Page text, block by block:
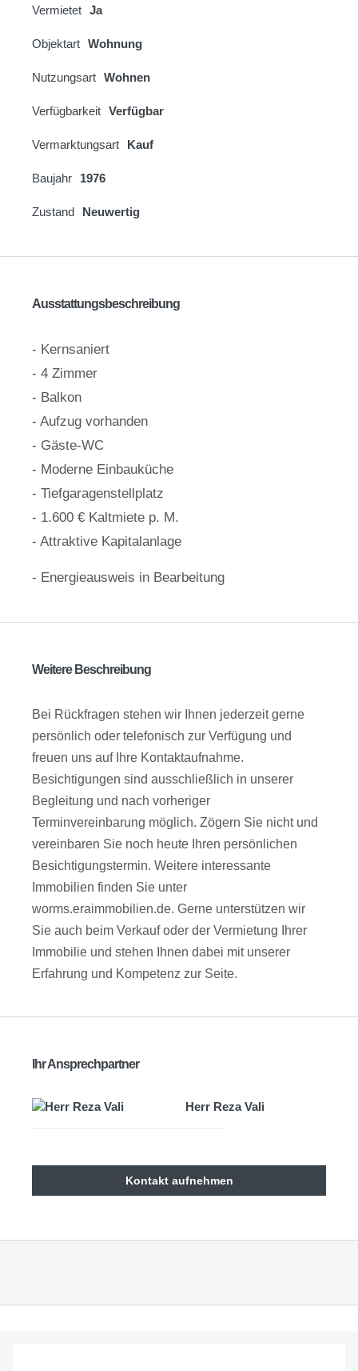
Vermietet Ja
Objektart Wohnung
Nutzungsart Wohnen
Verfügbarkeit Verfügbar
Vermarktungsart Kauf
Baujahr 1976
Zustand Neuwertig
Ausstattungsbeschreibung
- Kernsaniert
- 4 Zimmer
- Balkon
- Aufzug vorhanden
- Gäste-WC
- Moderne Einbauküche
- Tiefgaragenstellplatz
- 1.600 € Kaltmiete p. M.
- Attraktive Kapitalanlage
- Energieausweis in Bearbeitung
Weitere Beschreibung
Bei Rückfragen stehen wir Ihnen jederzeit gerne
persönlich oder telefonisch zur Verfügung und
freuen uns auf Ihre Kontaktaufnahme.
Besichtigungen sind ausschließlich in unserer
Begleitung und nach vorheriger
Terminvereinbarung möglich. Zögern Sie nicht und
vereinbaren Sie noch heute Ihren persönlichen
Besichtigungstermin. Weitere interessante
Immobilien finden Sie unter
worms.eraimmobilien.de. Gerne unterstützen wir
Sie auch beim Verkauf oder der Vermietung Ihrer
Immobilie und stehen Ihnen dabei mit unserer
Erfahrung und Kompetenz zur Seite.
Ihr Ansprechpartner
Herr Reza Vali
Kontakt aufnehmen